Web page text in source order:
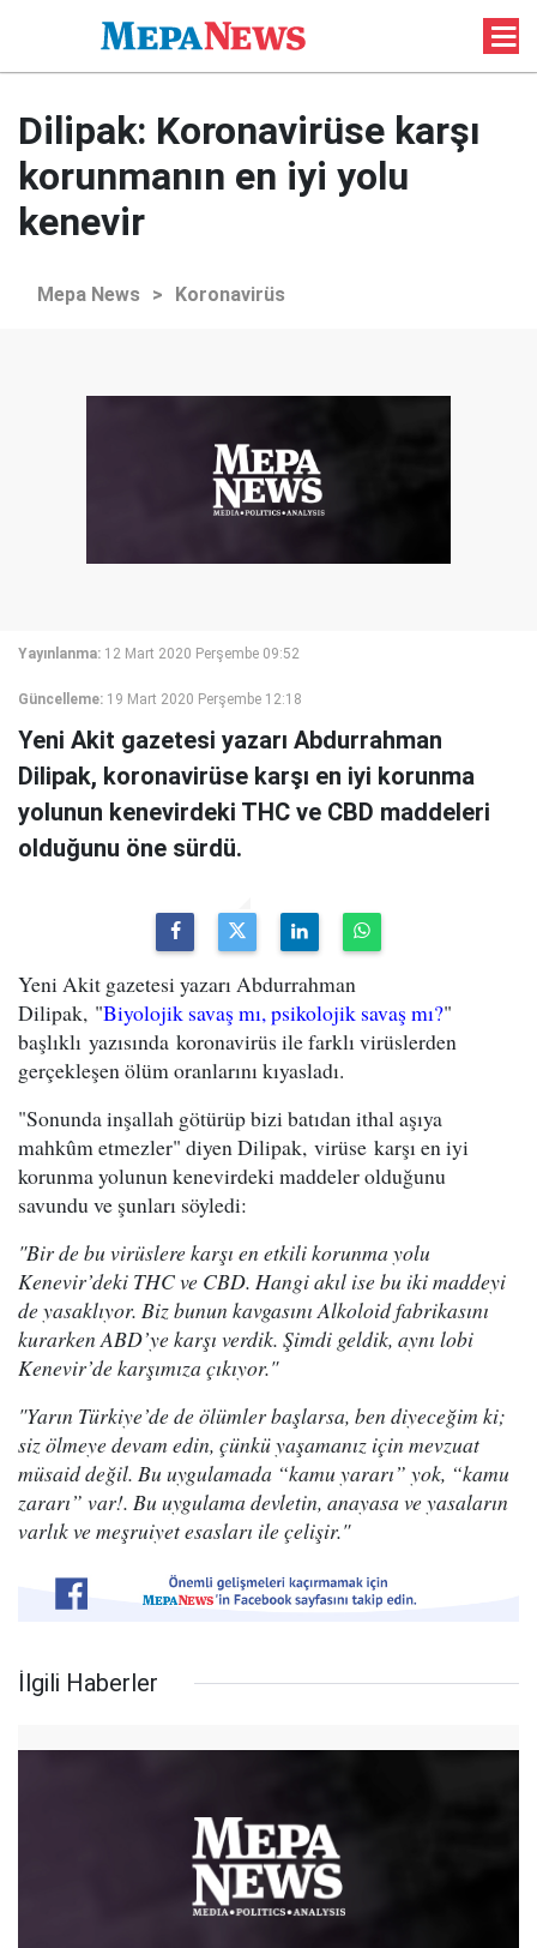
Dilipak: Koronavirüse karşı
korunmanın en iyi yolu
kenevir
Mepa News > Koronavirüs
Yayınlanma: 12 Mart 2020 Perşembe 09:52
Güncelleme: 19 Mart 2020 Perşembe 12:18
Yeni Akit gazetesi yazarı Abdurrahman
Dilipak, koronavirüse karşı en iyi korunma
yolunun kenevirdeki THC ve CBD maddeleri
olduğunu öne sürdü.
Yeni Akit gazetesi yazarı Abdurrahman
Dilipak, "Biyolojik savaş mı, psikolojik savaş mı?"
başlıklı yazısında koronavirüs ile farklı virüslerden
gerçekleşen ölüm oranlarını kıyasladı.
"Sonunda inşallah götürüp bizi batıdan ithal aşıya
mahkûm etmezler" diyen Dilipak, virüse karşı en iyi
korunma yolunun kenevirdeki maddeler olduğunu
savundu ve şunları söyledi:
"Bir de bu virüslere karşı en etkili korunma yolu
Kenevir’deki THC ve CBD. Hangi akıl ise bu iki maddeyi
de yasaklıyor. Biz bunun kavgasını Alkoloid fabrikasını
kurarken ABD’ye karşı verdik. Şimdi geldik, aynı lobi
Kenevir’de karşımıza çıkıyor."
"Yarın Türkiye’de de ölümler başlarsa, ben diyeceğim ki;
siz ölmeye devam edin, çünkü yaşamanız için mevzuat
müsaid değil. Bu uygulamada “kamu yararı” yok, “kamu
zararı” var!. Bu uygulama devletin, anayasa ve yasaların
varlık ve meşruiyet esasları ile çelişir."
İlgili Haberler